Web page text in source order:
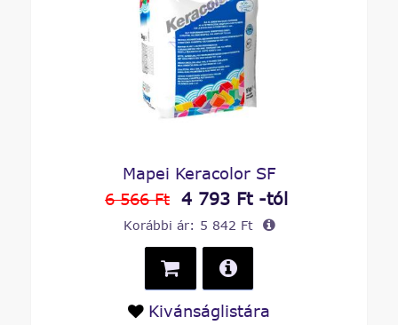
Mapei Keracolor SF
6 566 Ft 4 793 Ft -tól
Korábbi ár: 5 842 Ft
Kivánságlistára